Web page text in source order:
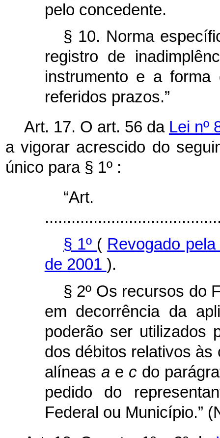
pelo concedente.
§ 10. Norma
registro de
instrumento e a
referidos prazos.”
Art. 17. O art. 56 da Lei nº
a vigorar acrescido do
único para § 1º :
§ 1º ( Revogado
de 2001 ).
§ 2º Os recursos do
em decorrência da
poderão ser utilizados
dos débitos relativos
alíneas a e c do
pedido do
Federal ou Município.”